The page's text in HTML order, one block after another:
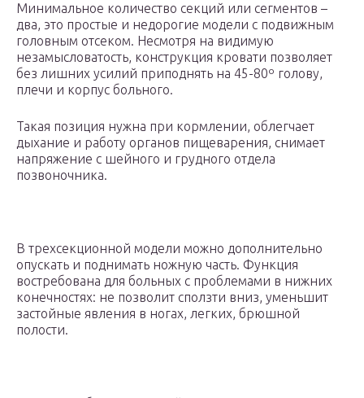
Минимальное количество секций или сегментов –
два, это простые и недорогие модели с подвижным
головным отсеком. Несмотря на видимую
незамысловатость, конструкция кровати позволяет
без лишних усилий приподнять на 45-80º голову,
плечи и корпус больного.
Такая позиция нужна при кормлении, облегчает
дыхание и работу органов пищеварения, снимает
напряжение с шейного и грудного отдела
позвоночника.
В трехсекционной модели можно дополнительно
опускать и поднимать ножную часть. Функция
востребована для больных с проблемами в нижних
конечностях: не позволит сползти вниз, уменьшит
застойные явления в ногах, легких, брюшной
полости.